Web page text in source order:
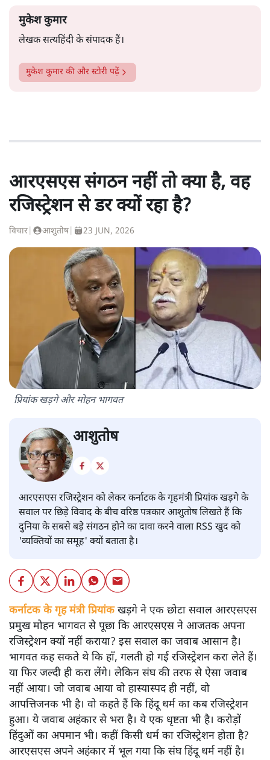
मुकेश कुमार
लेखक सत्यहिंदी के संपादक हैं।
मुकेश कुमार की और स्टोरी पढ़ें
आरएसएस संगठन नहीं तो क्या है, वह
रजिस्ट्रेशन से डर क्यों रहा है?
विचार आशुतोष| 23 JUN, 2026
प्रियांक खड़गे और मोहन भागवत
आशुतोष
आरएसएस रजिस्ट्रेशन को लेकर कर्नाटक के गृहमंत्री प्रियांक खड़गे के
सवाल पर छिड़े विवाद के बीच वरिष्ठ पत्रकार आशुतोष लिखते हैं कि
दुनिया के सबसे बड़े संगठन होने का दावा करने वाला RSS खुद को
'व्यक्तियों का समूह' क्यों बताता है।
कर्नाटक के गृह मंत्री प्रियांकखड़गे ने एक छोटा सवाल आरएसएस
प्रमुख मोहन भागवत से पूछा कि आरएसएस ने आजतक अपना
रजिस्ट्रेशन क्यों नहीं कराया? इस सवाल का जवाब आसान है।
भागवत कह सकते थे कि हाँ, गलती हो गई रजिस्ट्रेशन करा लेते हैं।
या फिर जल्दी ही करा लेंगे। लेकिन संघ की तरफ से ऐसा जवाब
नहीं आया। जो जवाब आया वो हास्यास्पद ही नहीं, वो
आपत्तिजनक भी है। वो कहते हैं कि हिंदू धर्म का कब रजिस्ट्रेशन
हुआ। ये जवाब अहंकार से भरा है। ये एक धृष्टता भी है। करोड़ों
हिंदुओं का अपमान भी। कहीं किसी धर्म का रजिस्ट्रेशन होता है?
आरएसएस अपने अहंकार में भूल गया कि संघ हिंदू धर्म नहीं है।